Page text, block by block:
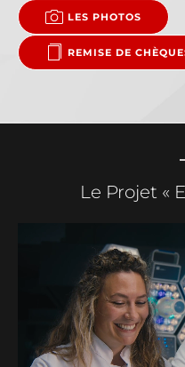
LES PHOTOS
REMISE DE
Le Projet «